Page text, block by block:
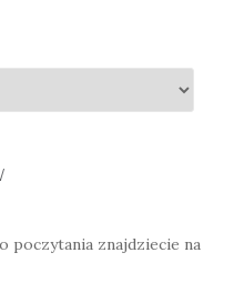
poczytania znajdziecie na